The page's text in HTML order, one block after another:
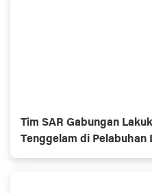
Tim SAR Gabungan
Tenggelam di Pelabuhan